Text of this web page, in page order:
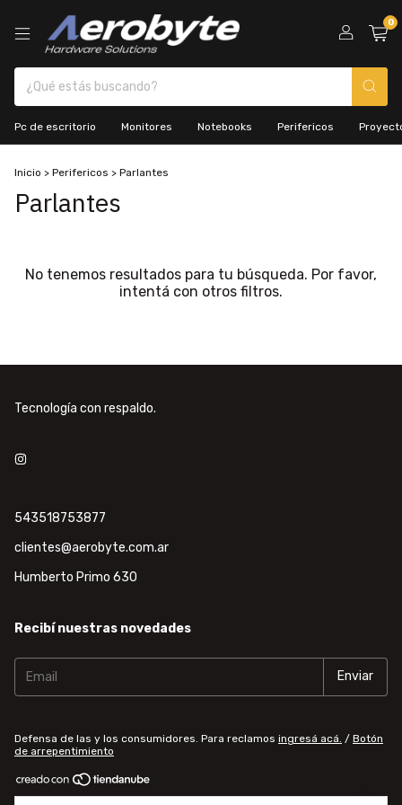
0
Pc de escritorio Monitores Notebooks Perifericos
Inicio > Perifericos > Parlantes
Parlantes
No tenemos resultados para tu búsqueda. Por favor,
intentá con otros filtros.
Tecnología con respaldo.
543518753877
clientes@aerobyte.com.ar
Humberto Primo 630
Recibí nuestras novedades
Defensa de las y los consumidores. Para reclamos ingresá acá. / Botón
de arrepentimiento
Copyright Aerobyte - 30718642589 - 2026. Todos los derechos